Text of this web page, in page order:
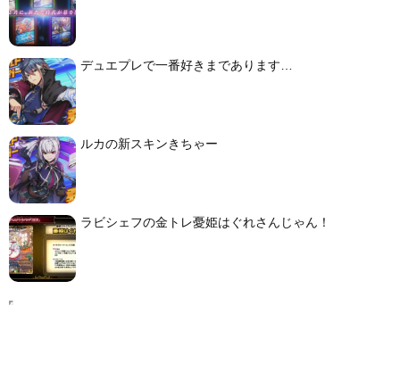
デュエプレで一番好きまであります…
ルカの新スキンきちゃー
ラビシェフの金トレ憂姫はぐれさんじゃん！